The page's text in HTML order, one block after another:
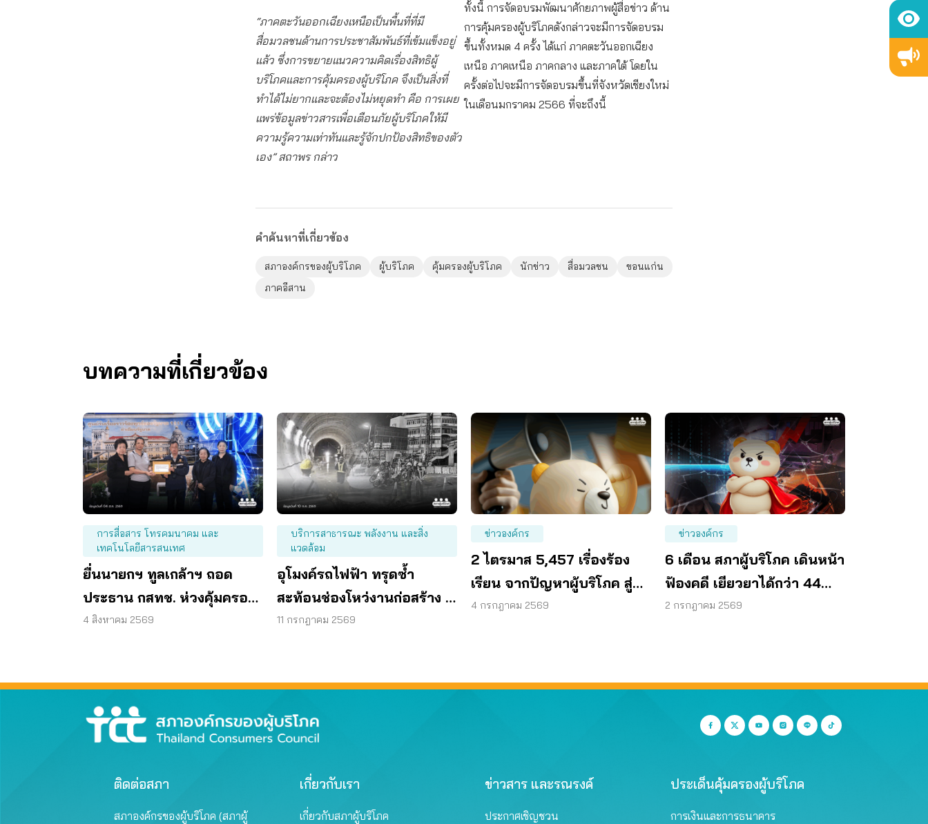
“ภาคตะวันออกเฉียงเหนือเป็นพื้นที่ที่มี
สื่อมวลชนด้านการประชาสัมพันธ์ที่เข้มแข็งอยู่
แล้ว ซึ่งการขยายแนวความคิดเรื่องสิทธิผู้
บริโภคและการคุ้มครองผู้บริโภค จึงเป็นสิ่งที่
ทำได้ไม่ยากและจะต้องไม่หยุดทำ คือ การเผย
แพร่ข้อมูลข่าวสารเพื่อเตือนภัยผู้บริโภคให้มี
ความรู้ความเท่าทันและรู้จักปกป้องสิทธิของตัว
เอง” สถาพร กล่าว
ทั้งนี้ การจัดอบรมพัฒนาศักยภาพผู้สื่อข่าว ด้าน
การคุ้มครองผู้บริโภคดังกล่าวจะมีการจัดอบรม
ขึ้นทั้งหมด 4 ครั้ง ได้แก่ ภาคตะวันออกเฉียง
เหนือ ภาคเหนือ ภาคกลาง และภาคใต้ โดยใน
ครั้งต่อไปจะมีการจัดอบรมขึ้นที่จังหวัดเชียงใหม่
ในเดือนมกราคม 2566 ที่จะถึงนี้
คำค้นหาที่เกี่ยวข้อง
สภาองค์กรของผู้บริโภค ผู้บริโภค คุ้มครองผู้บริโภค นักข่าว สื่อมวลชน
ขอนแก่น
ภาคอีสาน
บทความที่เกี่ยวข้อง
การสื่อสาร โทรคมนาคม และ
เทคโนโลยีสารสนเทศ
ยื่นนายกฯ ทูลเกล้าฯ ถอด
ประธาน กสทช. ห่วงคุ้มครอง
ผู้บริโภคสะดุด
4 สิงหาคม 2569
บริการสาธารณะ พลังงาน และสิ่ง
แวดล้อม
อุโมงค์รถไฟฟ้า ทรุดซ้ำ
สะท้อนช่องโหว่งานก่อสร้าง จี้
ตรวจโครงสร้างใต้ดินทั้งระบบ
11 กรกฎาคม 2569
ข่าวองค์กร
2 ไตรมาส 5,457 เรื่องร้อง
เรียน จากปัญหาผู้บริโภค สู่
การดันนโยบายทั่วประเทศ
4 กรกฎาคม 2569
ข่าวองค์กร
6 เดือน สภาผู้บริโภค เดินหน้า
ฟ้องคดี เยียวยาได้กว่า 44
ล้านบาท
2 กรกฎาคม 2569
ติดต่อสภา
สภาองค์กรของผู้บริโภค (สภาผู้
เกี่ยวกับเรา
เกี่ยวกับสภาผู้บริโภค
ข่าวสาร และรณรงค์
ประกาศเชิญชวน
ประเด็นคุ้มครองผู้บริโภค
การเงินและการธนาคาร